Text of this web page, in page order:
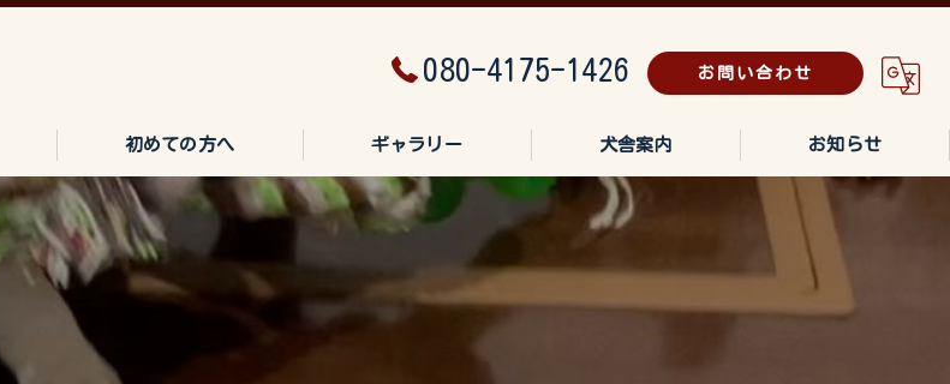
080-4175-1426 お問い合わせ
初めての方へ ギャラリー 犬舎案内 お知らせ